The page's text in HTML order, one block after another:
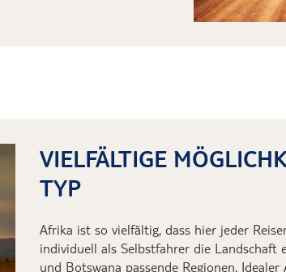
VIELFÄLTIGE
TYP
Afrika ist so vielfältig, dass hier jeder
individuell als Selbstfahrer die Landschaft
und Botswana passende Regionen.